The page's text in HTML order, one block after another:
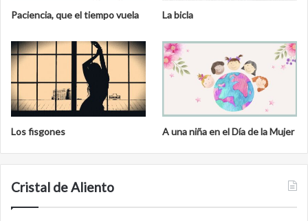
Paciencia, que el tiempo vuela La bicla
Los fisgones A una niña en el Día de la Mujer
Cristal de Aliento